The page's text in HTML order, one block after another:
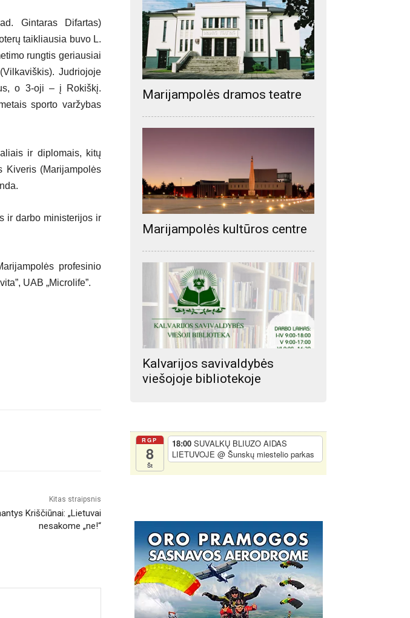
Gintaras Difartas)
taikliausia buvo L.
rungtis geriausiai
Judriojoje
o 3-oji – į Rokiškį.
sporto varžybas
ir diplomais, kitų
Kiveris (Marijampolės
ir darbo ministerijos ir
profesinio
UAB „Microlife”.
Kitas straipsnis
Kriščiūnai: „Lietuvai
nesakome „ne!“
Marijampolės dramos teatre
Marijampolės kultūros centre
Kalvarijos savivaldybės
viešojoje bibliotekoje
RGP
8
Št
18:00 SUVALKŲ BLIUZO AIDAS
LIETUVOJE @ Šunskų miestelio parkas